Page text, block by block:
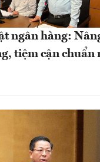
ngân hàng:
tiệm cận chuẩn